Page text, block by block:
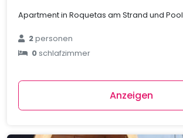
Apartment in Roquetas am Strand und Pool
2personen
0schlafzimmer
Anzeigen